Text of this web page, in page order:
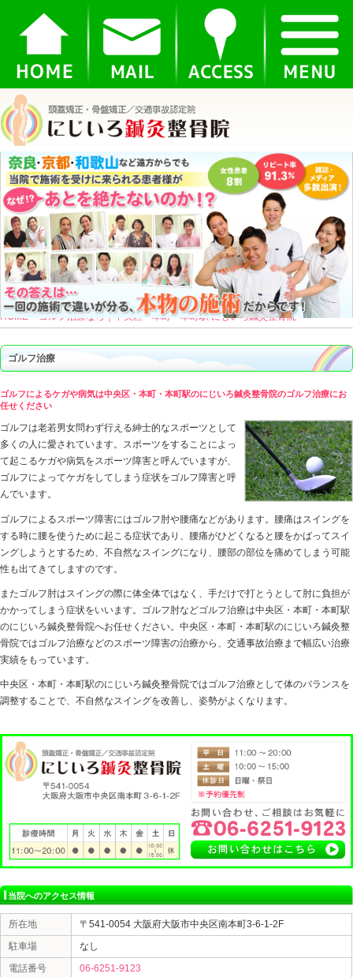
HOME > ゴルフ治療なら｜中央区・本町・本町駅 にじい
ゴルフ治療
ゴルフによるケガや病気は中央区・本町・本町駅のにじいろ
任せください
ゴルフは老若男女問わず行える紳士的なスポーツとして
多くの人に愛されています。スポーツをすることによっ
て起こるケガや病気をスポーツ障害と呼んでいますが、
ゴルフによってケガをしてしまう症状をゴルフ障害と呼
ゴルフによるスポーツ障害にはゴルフ肘や腰痛などがあ
する時に腰を使うために起こる症状であり、腰痛がひど
ングしようとするため、不自然なスイングになり、腰部
性も出てきてしますのです。
またゴルフ肘はスイングの際に体全体ではなく、手だけ
かかってしまう症状をいいます。ゴルフ肘などゴルフ治
のにじいろ鍼灸整骨院へお任せください。中央区・本町
骨院ではゴルフ治療などのスポーツ障害の治療から、交
実績をもっています。